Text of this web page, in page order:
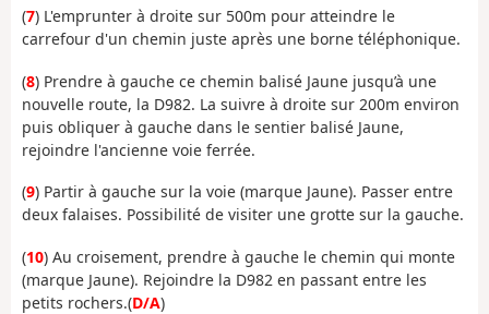
(7) L'emprunter à droite sur 500m pour atteindre le
carrefour d'un chemin juste après une borne téléphonique.
(8) Prendre à gauche ce chemin balisé Jaune jusqu’à une
nouvelle route, la D982. La suivre à droite sur 200m environ
puis obliquer à gauche dans le sentier balisé Jaune,
rejoindre l'ancienne voie ferrée.
(9) Partir à gauche sur la voie (marque Jaune). Passer entre
deux falaises. Possibilité de visiter une grotte sur la gauche.
(10) Au croisement, prendre à gauche le chemin qui monte
(marque Jaune). Rejoindre la D982 en passant entre les
petits rochers.(D/A)